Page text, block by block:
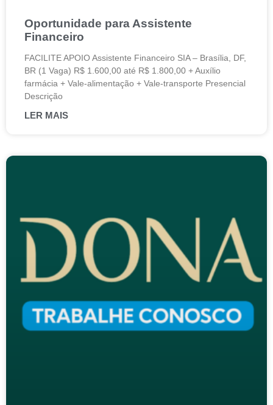
Oportunidade para Assistente
Financeiro
FACILITE APOIO Assistente Financeiro SIA – Brasília, DF,
BR (1 Vaga) R$ 1.600,00 até R$ 1.800,00 + Auxílio
farmácia + Vale-alimentação + Vale-transporte Presencial
Descrição
LER MAIS